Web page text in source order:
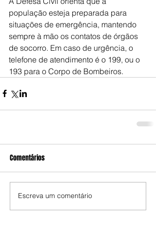
população esteja preparada para
situações de emergência, mantendo
sempre à mão os contatos de órgãos
de socorro. Em caso de urgência, o
telefone de atendimento é o 199, ou o
193 para o Corpo de Bombeiros.
Comentários
Escreva um comentário